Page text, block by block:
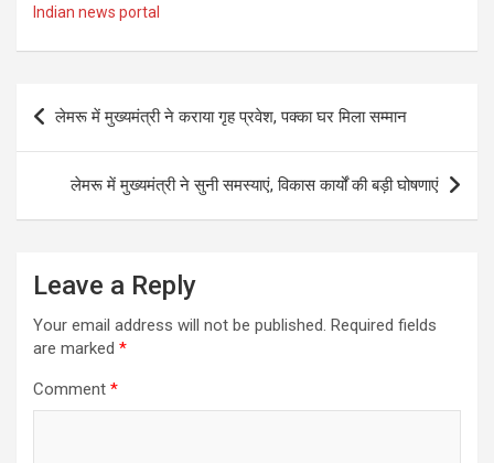
Indian news portal
Post
navigation
लेमरू में मुख्यमंत्री ने कराया गृह प्रवेश, पक्का घर मिला सम्मान
लेमरू में मुख्यमंत्री ने सुनी समस्याएं, विकास कार्यों की बड़ी घोषणाएं
Leave a Reply
Your email address will not be published. Required fields
are marked *
Comment *